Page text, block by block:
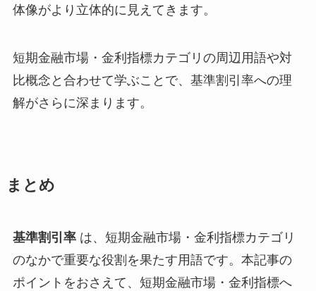
体像がより立体的に見えてきます。
短期金融市場・金利指標カテゴリの周辺用語や対
比概念と合わせて学ぶことで、基準割引率への理
解がさらに深まります。
まとめ
基準割引率は、短期金融市場・金利指標カテゴリ
のなかで重要な役割を果たす用語です。本記事の
ポイントをおさえて、短期金融市場・金利指標へ